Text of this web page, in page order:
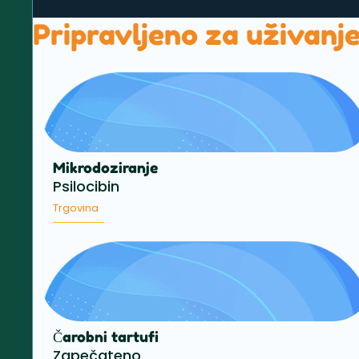
Pripravljeno za
Mikrodoziranje
Psilocibin
Trgovina
Čarobni tartufi